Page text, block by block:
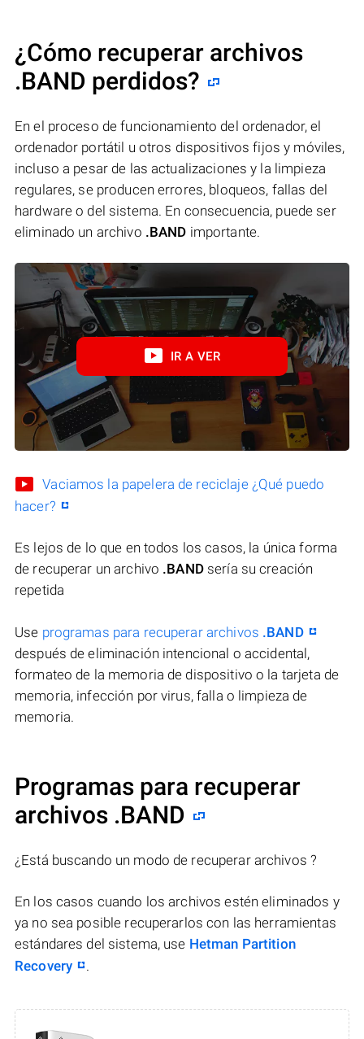
¿Cómo recuperar archivos
.BAND perdidos?
En el proceso de funcionamiento del ordenador, el
ordenador portátil u otros dispositivos fijos y móviles,
incluso a pesar de las actualizaciones y la limpieza
regulares, se producen errores, bloqueos, fallas del
hardware o del sistema. En consecuencia, puede ser
eliminado un archivo .BAND importante.
IR A VER
Vaciamos la papelera de reciclaje ¿Qué puedo
hacer?
Es lejos de lo que en todos los casos, la única forma
de recuperar un archivo .BANDsería su creación
repetida
Use programas para recuperar archivos .BAND
después de eliminación intencional o accidental,
formateo de la memoria de dispositivo o la tarjeta de
memoria, infección por virus, falla o limpieza de
memoria.
Programas para recuperar
archivos .BAND
¿Está buscando un modo de recuperar archivos ?
En los casos cuando los archivos estén eliminados y
ya no sea posible recuperarlos con las herramientas
estándares del sistema, use Hetman Partition
Recovery
.